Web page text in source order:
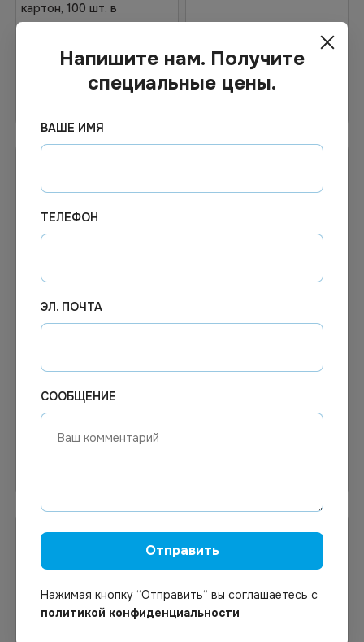
картон, 100 шт. в
упаковке,
4.11₽
d180 мм *100/900
Цена по запросу
Напишите нам. Получите
специальные цены.
ВАШЕ ИМЯ
ТЕЛЕФОН
ЭЛ. ПОЧТА
СООБЩЕНИЕ
Отправить
Нажимая кнопку “Отправить“ вы соглашаетесь с
политикой конфиденциальности